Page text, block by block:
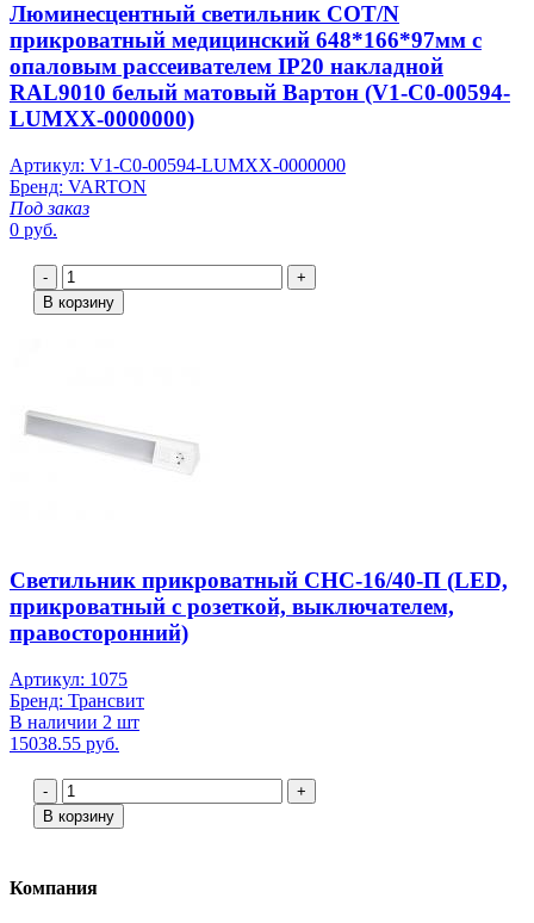
Люминесцентный светильник COT/N
прикроватный медицинский 648*166*97мм с
опаловым рассеивателем IP20 накладной
RAL9010 белый матовый Вартон (V1-C0-00594-
LUMXX-0000000)
Артикул: V1-C0-00594-LUMXX-0000000
Бренд: VARTON
Под заказ
0 руб.
-
+
В корзину
Светильник прикроватный СНС-16/40-П (LED,
прикроватный с розеткой, выключателем,
правосторонний)
Артикул: 1075
Бренд: Трансвит
В наличии 2 шт
15038.55 руб.
-
+
В корзину
Компания